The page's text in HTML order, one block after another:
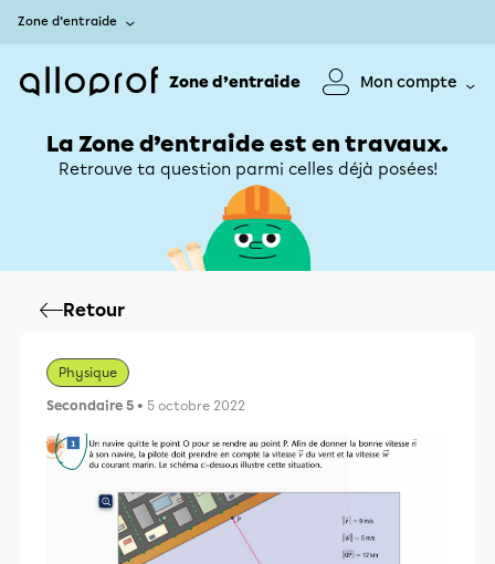
Zone d’entraide
Zone d’entraide Mon compte
La Zone d’entraide est en travaux.
Retrouve ta question parmi celles déjà posées!
Retour
Physique
Secondaire 5 • 5 octobre 2022